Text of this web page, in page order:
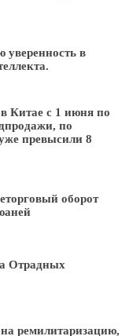
уверенность в
Китае с 1 июня по
по
превысили 8
оборот
Отрадных
ремилитаризацию,